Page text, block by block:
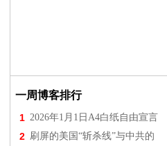
一周博客排行
1 2026年1月1日A4白纸自由宣言
2 刷屏的美国“斩杀线”与中共的